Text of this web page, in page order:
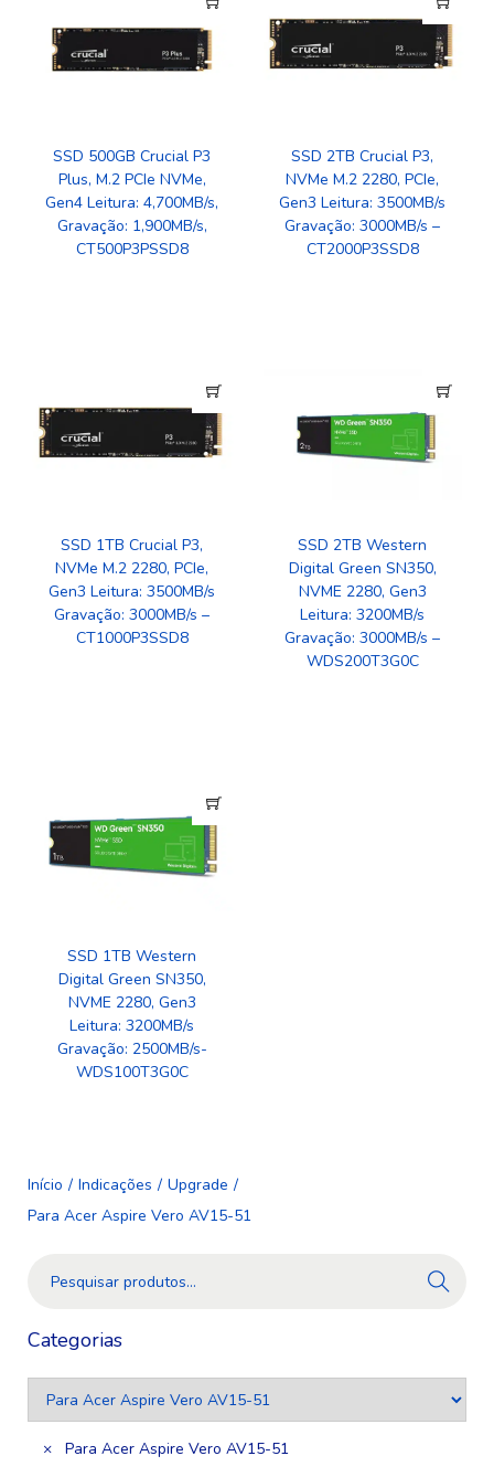
Início / Indicações / Upgrade /
Para Acer Aspire Vero AV15-51
Pesquis
Categorias
× Para Acer Aspire Vero AV15-51
SSD 500GB Crucial P3
Plus, M.2 PCIe NVMe,
Gen4 Leitura: 4,700MB/s,
Gravação: 1,900MB/s,
CT500P3PSSD8
SSD 2TB Crucial P3,
NVMe M.2 2280, PCIe,
Gen3 Leitura: 3500MB/s
Gravação: 3000MB/s –
‎CT2000P3SSD8
SSD 1TB Crucial P3,
NVMe M.2 2280, PCIe,
Gen3 Leitura: 3500MB/s
Gravação: 3000MB/s –
CT1000P3SSD8
SSD 2TB Western
Digital Green SN350,
NVME 2280, Gen3
Leitura: 3200MB/s
Gravação: 3000MB/s –
WDS200T3G0C
SSD 1TB Western
Digital Green SN350,
NVME 2280, Gen3
Leitura: 3200MB/s
Gravação: 2500MB/s-
WDS100T3G0C